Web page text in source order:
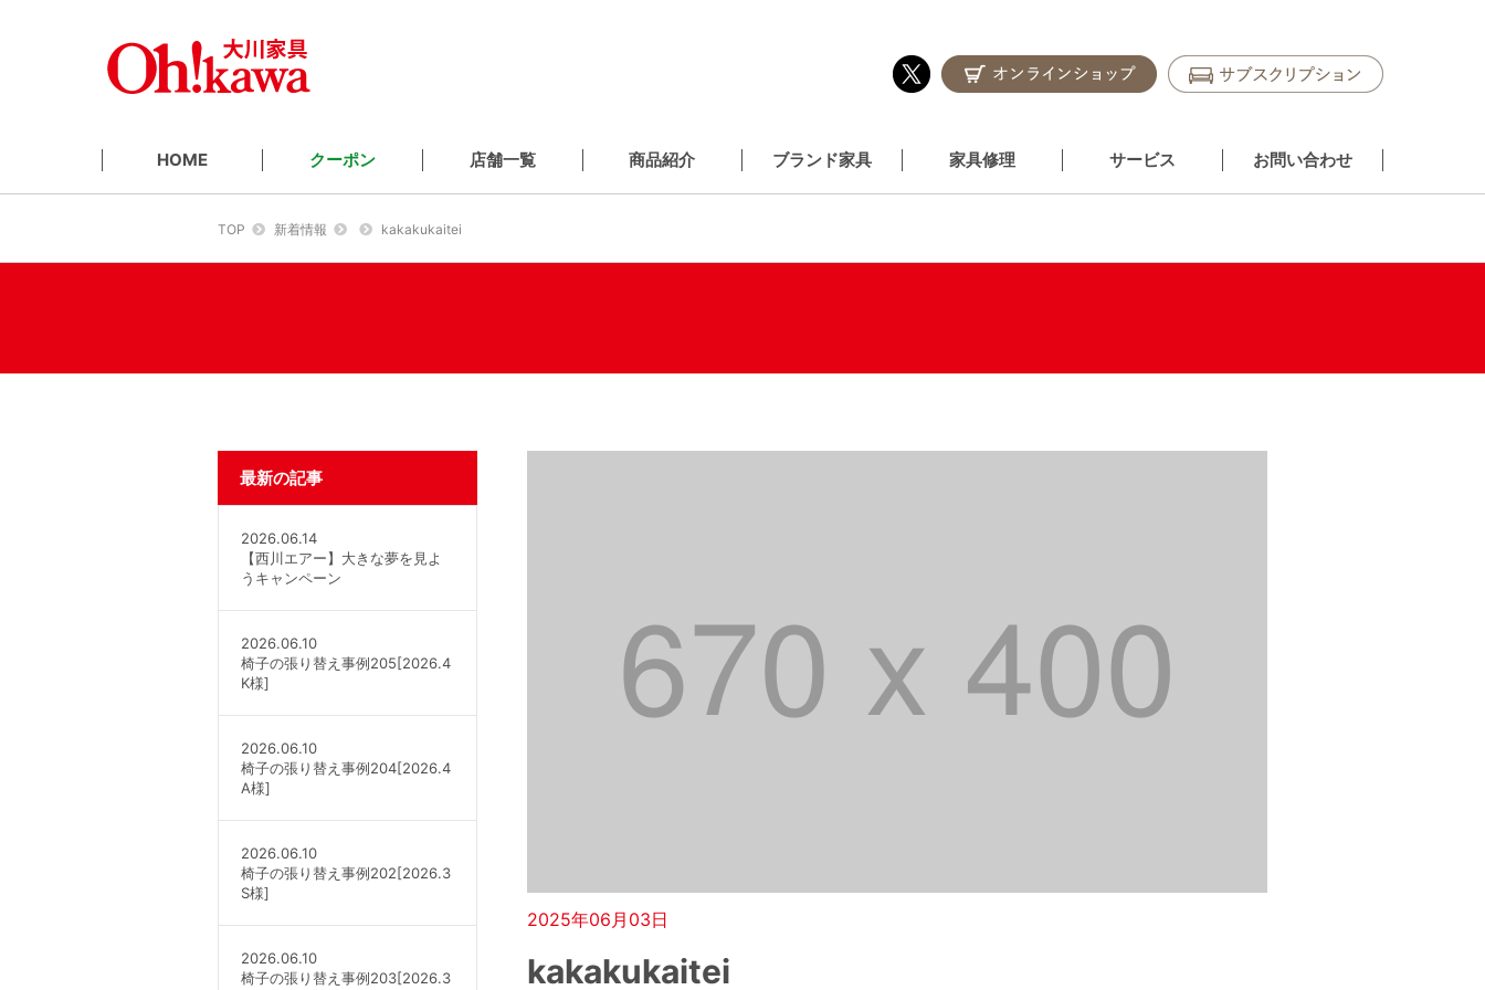
HOME クーポン 店舗一覧 商品紹介 ブランド家具 家具修理 サービス お問い合わせ
TOP 新着情報 kakakukaitei
2025年06月03日
kakakukaitei
最新の記事
2026.06.14
【西川エアー】大きな夢を見よ
うキャンペーン
2026.06.10
椅子の張り替え事例205[2026.4
K様]
2026.06.10
椅子の張り替え事例204[2026.4
A様]
2026.06.10
椅子の張り替え事例202[2026.3
S様]
2026.06.10
椅子の張り替え事例203[2026.3